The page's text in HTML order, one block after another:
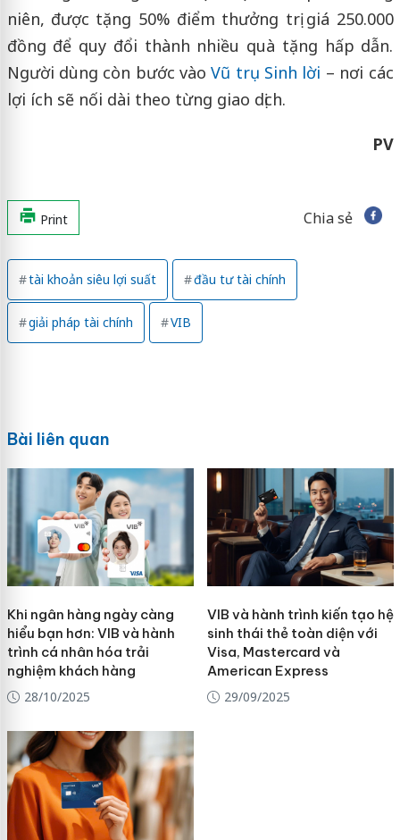
niên, được tặng 50% điểm thưởng trị giá 250.000
đồng để quy đổi thành nhiều quà tặng hấp dẫn.
Người dùng còn bước vàoVũ trụ Sinh lời – nơi các
lợi ích sẽ nối dài theo từng giao dịch.
PV
Print Chia sẻ
tài khoản siêu lợi suất đầu tư tài chính
giải pháp tài chính VIB
Bài liên quan
Khi ngân hàng ngày càng
hiểu bạn hơn: VIB và hành
trình cá nhân hóa trải
nghiệm khách hàng
28/10/2025
VIB và hành trình kiến tạo hệ
sinh thái thẻ toàn diện với
Visa, Mastercard và
American Express
29/09/2025